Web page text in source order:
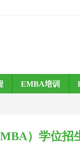
EMBA培训
）学位招